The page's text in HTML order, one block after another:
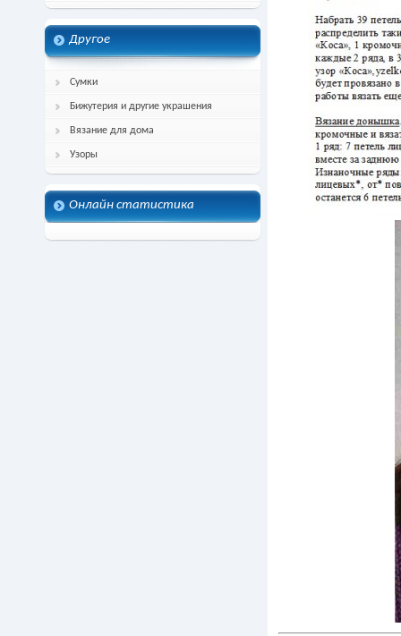
Другое
Сумки
Бижутерия и другие украшения
Вязание для дома
Узоры
Онлайн статистика